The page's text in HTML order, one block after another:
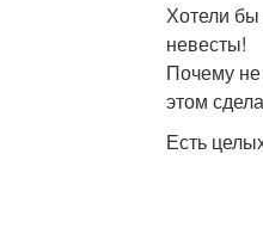
Хотели бы
невесты!
Почему не
этом
Есть